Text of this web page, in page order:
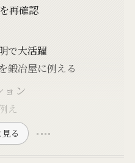
再確認
で大活躍
鍛冶屋に例える
ョン
え
る